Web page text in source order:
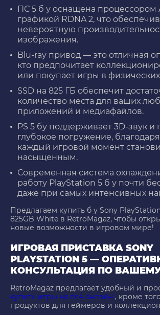
ПС 5 б у оснащена процессором
графикой RDNA 2, что
невероятную
изображения.
Blu-ray привод — это отличная
кто предпочитает
или покупает игры в
SSD на 825 ГБ обеспечит
количество места для ваших
приложений и медиафайлов.
PS 5 бу поддерживает 3D-звук и
глубокое погружение,
каждый игровой момент
насыщенным.
Современная система
работу PlayStation 5 б у почти
даже при самых интенсивных
Предлагаем купить б у Sony
825GB White в RetroMagaz, чтобы
новые возможности в игровом мире!
ИГРОВАЯ ПРИСТАВКА SONY
PLAYSTATION 5 —
КОНСУЛЬТАЦИЯ ПО
RetroMagaz предлагает удобный и
купить игры на пс4 онлайн , кроме
продуктов для геймеров и